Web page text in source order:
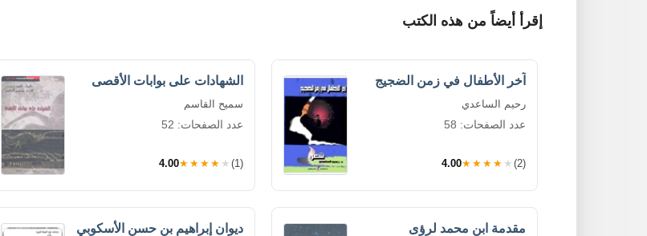
إقرأ أيضاً من هذه الكتب
آخر الأطفال في زمن الضجيج
رحيم الساعدي
عدد الصفحات: 58
4.00★★★★★ (2)
الشهادات على بوابات الأقصى
سميح القاسم
عدد الصفحات: 52
4.00★★★★★ (1)
مقدمة ابن محمد لرؤى
ديوان إبراهيم بن حسن الأسكوبي